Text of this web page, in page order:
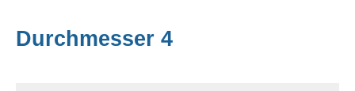
Durchmesser 4